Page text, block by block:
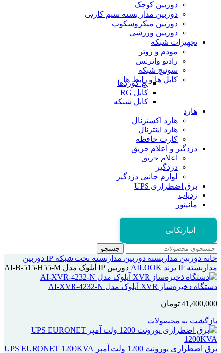
دوربین کوچک
دوربین مدار بسته سیم کارتی
دوربین میکروسکوپ
دوربین ورزشی
تجهیزات شبکه
مودم و روتر
رادیو وایرلس
سوئیچ شبکه
کابل ها و رابط ها
پچ کوردها
کابل RG
کابل شبکه
هارد
هارد اکسترنال
هارد اینترنال
کارت حافظه
دزدگیر و اعلام حریق
اعلام حریق
دزدگیر
لوازم جانبی دزدگیر
برق اضطراری UPS
ردیاب
مانیتور
انبارتکانی
جستجو
خانه دوربین مداربسته دوربین مداربسته تحت شبکه IP
دوربین
مداربسته IP برند AILOOK
دوربین IP آیلوک مدل AI-B-515-H55-M
دستگاه ذخیره‌ساز XVR آیلوک مدل AI-XVR-4232-N
41,400,000 تومان
بازگشت به محصولات
برق اضطراری یورونت 1200 ولت آمپر UPS EURONET 1200KVA